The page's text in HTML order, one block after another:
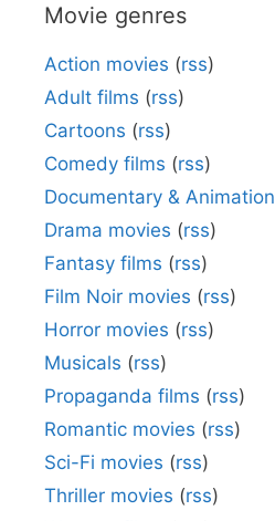
Movie genres
Action movies (rss)
Adult films (rss)
Cartoons (rss)
Comedy films (rss)
Documentary & Animation
Drama movies (rss)
Fantasy films (rss)
Film Noir movies (rss)
Horror movies (rss)
Musicals (rss)
Propaganda films (rss)
Romantic movies (rss)
Sci-Fi movies (rss)
Thriller movies (rss)